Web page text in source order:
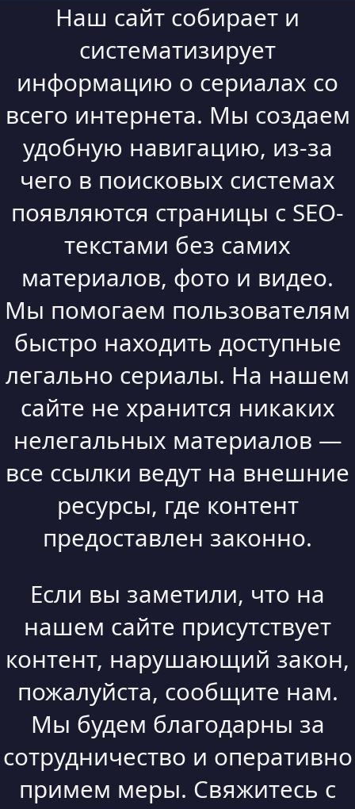
Наш сайт собирает и
систематизирует
информацию о сериалах со
всего интернета. Мы создаем
удобную навигацию, из-за
чего в поисковых системах
появляются страницы с SEO-
текстами без самих
материалов, фото и видео.
Мы помогаем пользователям
быстро находить доступные
легально сериалы. На нашем
сайте не хранится никаких
нелегальных материалов —
все ссылки ведут на внешние
ресурсы, где контент
предоставлен законно.
Если вы заметили, что на
нашем сайте присутствует
контент, нарушающий закон,
пожалуйста, сообщите нам.
Мы будем благодарны за
сотрудничество и оперативно
примем меры. Свяжитесь с